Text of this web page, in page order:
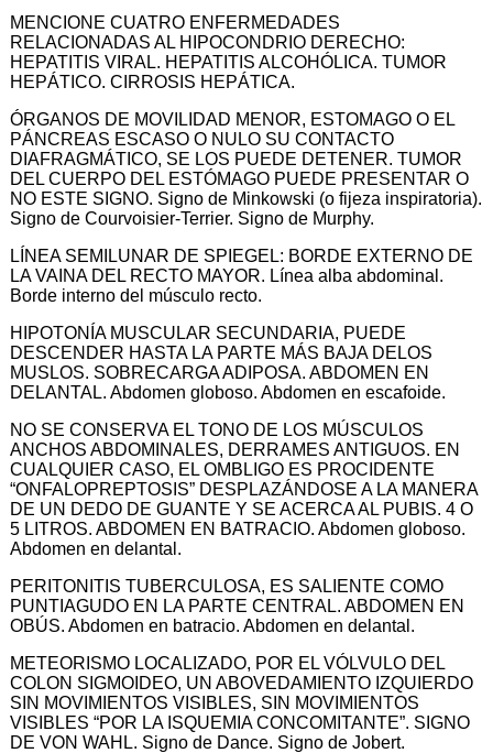
MENCIONE CUATRO ENFERMEDADES
RELACIONADAS AL HIPOCONDRIO DERECHO:
HEPATITIS VIRAL. HEPATITIS ALCOHÓLICA. TUMOR
HEPÁTICO. CIRROSIS HEPÁTICA.
ÓRGANOS DE MOVILIDAD MENOR, ESTOMAGO O EL
PÁNCREAS ESCASO O NULO SU CONTACTO
DIAFRAGMÁTICO, SE LOS PUEDE DETENER. TUMOR
DEL CUERPO DEL ESTÓMAGO PUEDE PRESENTAR O
NO ESTE SIGNO. Signo de Minkowski (o fijeza inspiratoria).
Signo de Courvoisier-Terrier. Signo de Murphy.
LÍNEA SEMILUNAR DE SPIEGEL: BORDE EXTERNO DE
LA VAINA DEL RECTO MAYOR. Línea alba abdominal.
Borde interno del músculo recto.
HIPOTONÍA MUSCULAR SECUNDARIA, PUEDE
DESCENDER HASTA LA PARTE MÁS BAJA DELOS
MUSLOS. SOBRECARGA ADIPOSA. ABDOMEN EN
DELANTAL. Abdomen globoso. Abdomen en escafoide.
NO SE CONSERVA EL TONO DE LOS MÚSCULOS
ANCHOS ABDOMINALES, DERRAMES ANTIGUOS. EN
CUALQUIER CASO, EL OMBLIGO ES PROCIDENTE
“ONFALOPREPTOSIS” DESPLAZÁNDOSE A LA MANERA
DE UN DEDO DE GUANTE Y SE ACERCA AL PUBIS. 4 O
5 LITROS. ABDOMEN EN BATRACIO. Abdomen globoso.
Abdomen en delantal.
PERITONITIS TUBERCULOSA, ES SALIENTE COMO
PUNTIAGUDO EN LA PARTE CENTRAL. ABDOMEN EN
OBÚS. Abdomen en batracio. Abdomen en delantal.
METEORISMO LOCALIZADO, POR EL VÓLVULO DEL
COLON SIGMOIDEO, UN ABOVEDAMIENTO IZQUIERDO
SIN MOVIMIENTOS VISIBLES, SIN MOVIMIENTOS
VISIBLES “POR LA ISQUEMIA CONCOMITANTE”. SIGNO
DE VON WAHL. Signo de Dance. Signo de Jobert.